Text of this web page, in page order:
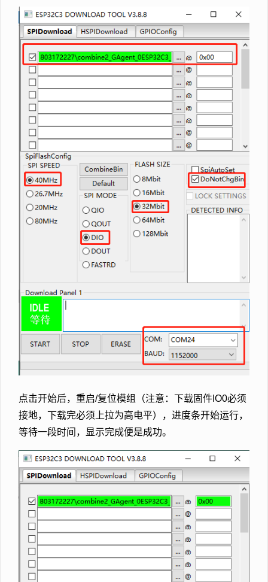
点击开始后，重启/复位模组（注意：下载固件IO0必须
接地，下载完必须上拉为高电平），进度条开始运行，
等待一段时间，显示完成便是成功。